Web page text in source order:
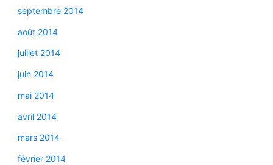
septembre 2014
août 2014
juillet 2014
juin 2014
mai 2014
avril 2014
mars 2014
février 2014